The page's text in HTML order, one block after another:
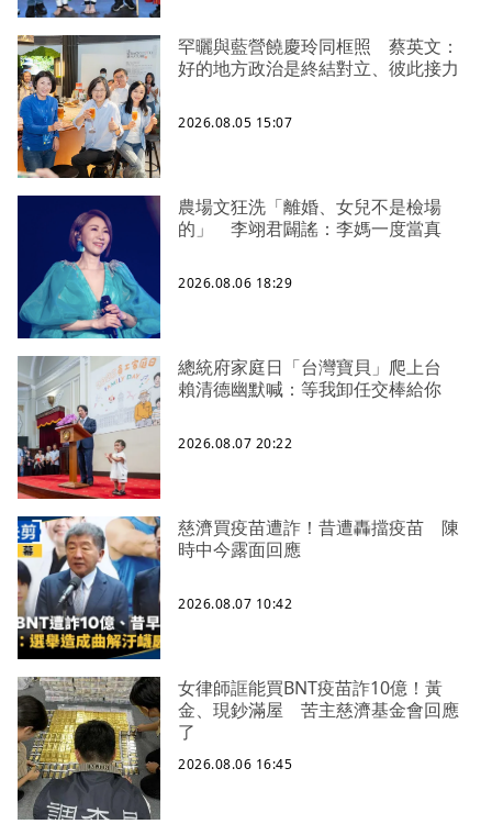
罕曬與藍營饒慶玲同框照 蔡英文：
好的地方政治是終結對立、彼此接力
2026.08.05 15:07
農場文狂洗「離婚、女兒不是檢場
的」 李翊君闢謠：李媽一度當真
2026.08.06 18:29
總統府家庭日「台灣寶貝」爬上台
賴清德幽默喊：等我卸任交棒給你
2026.08.07 20:22
慈濟買疫苗遭詐！昔遭轟擋疫苗 陳
時中今露面回應
2026.08.07 10:42
女律師誆能買BNT疫苗詐10億！黃
金、現鈔滿屋 苦主慈濟基金會回應
了
2026.08.06 16:45